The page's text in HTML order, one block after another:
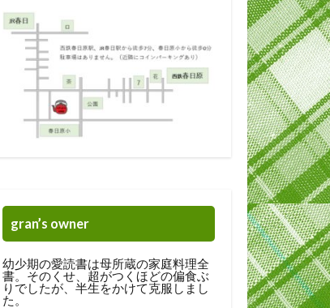
gran’s owner
幼少期の愛読書は母所蔵の家庭料理全
書。そのくせ、超がつくほどの偏食ぶ
りでしたが、半生をかけて克服しまし
た。